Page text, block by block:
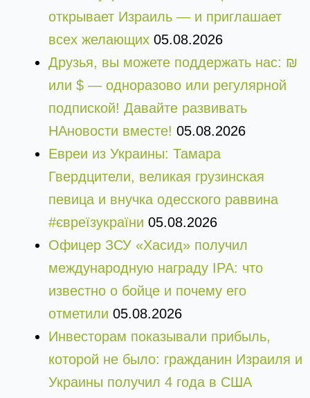
открывает Израиль — и приглашает
всех желающих 05.08.2026
Друзья, вы можете поддержать нас: ₪
или $ — одноразово или регулярной
подпиской! Давайте развивать
НАновости вместе! 05.08.2026
Евреи из Украины: Тамара
Гвердцители, великая грузинская
певица и внучка одесского раввина
#євреїзукраїни 05.08.2026
Офицер ЗСУ «Хасид» получил
международную награду IPA: что
известно о бойце и почему его
отметили 05.08.2026
Инвесторам показывали прибыль,
которой не было: гражданин Израиля и
Украины получил 4 года в США